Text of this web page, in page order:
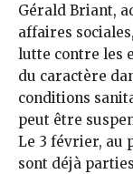
Gérald Briant,
affaires
lutte contre les
du caractère
conditions
peut être
Le 3 février, au
sont déjà